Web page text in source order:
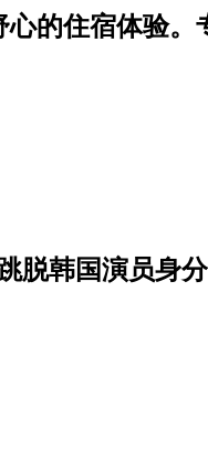
心的住宿体验
脱韩国演员身